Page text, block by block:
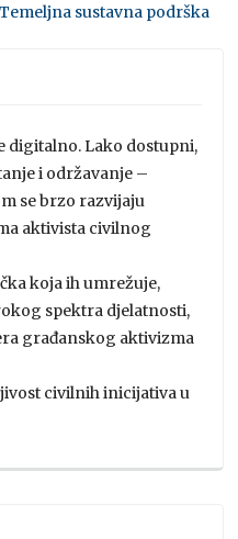
Temeljna sustavna podrška
digitalno. Lako dostupni,
i održavanje –
se brzo razvijaju
aktivista civilnog
koja ih umrežuje,
spektra djelatnosti,
građanskog aktivizma
civilnih inicijativa u